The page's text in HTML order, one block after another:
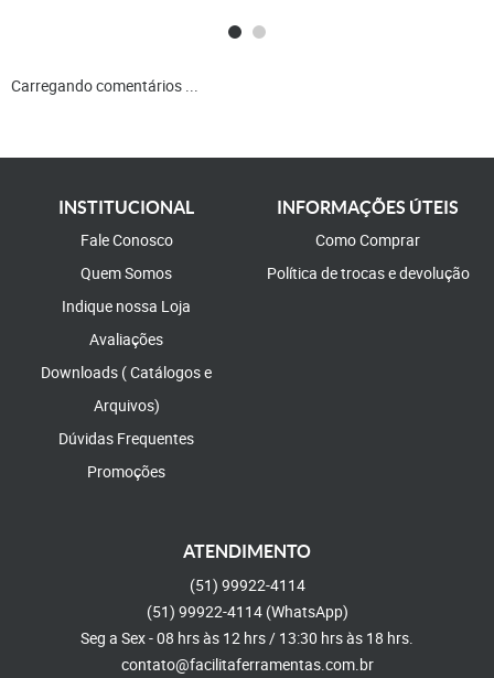
Carregando comentários ...
INSTITUCIONAL
Fale Conosco
Quem Somos
Indique nossa Loja
Avaliações
Downloads ( Catálogos e
Arquivos)
Dúvidas Frequentes
Promoções
INFORMAÇÕES ÚTEIS
Como Comprar
Política de trocas e devolução
ATENDIMENTO
(51) 99922-4114
(51) 99922-4114 (WhatsApp)
Seg a Sex - 08 hrs às 12 hrs / 13:30 hrs às 18 hrs.
contato@facilitaferramentas.com.br